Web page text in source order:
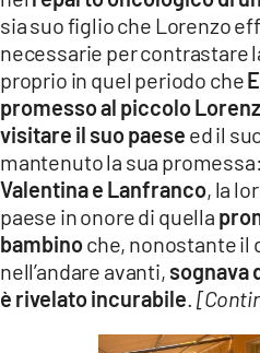
ANDROID
APPLE
sia suo figlio che Lorenzo
necessarie per contrastare
proprio in quel periodo che
promesso al piccolo
visitare il suo paese ed il
mantenuto la sua
Valentina e Lanfranco, la
paese in onore di quella
bambinoche, nonostante il
nell’andare avanti, sognava
è rivelato incurabile.